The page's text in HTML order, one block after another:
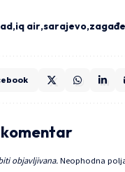
iq air sarajevo
objavljivana. Neophodna